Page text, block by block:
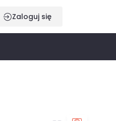
Zaloguj się